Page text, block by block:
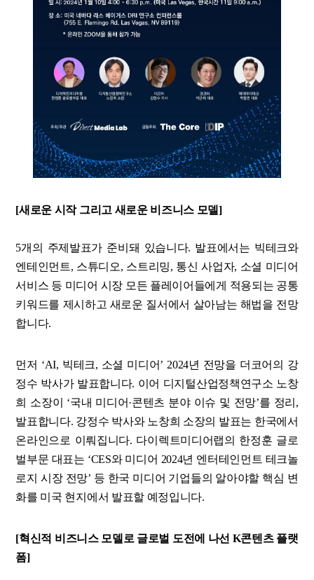
[새로운 시작 그리고 새로운 비즈니스 모델]
5개의 주제발표가 준비돼 있습니다. 발표에서는 빅테크와
엔테인먼트, 스튜디오, 스트리밍, 통신 사업자, 소셜 미디어
서비스 등 미디어 시장 모든 플레이어들에게 적용되는 공통
키워드를 제시하고 새로운 질서에서 살아남는 해법을 전망
합니다.
먼저 ‘AI, 빅테크, 소셜 미디어’ 2024년 전망을 더코어의 강
정수 박사가 발표합니다. 이어 디지털산업정책연구소 노창
희 소장이 ‘국내 미디어·콘텐츠 분야 이슈 및 전망’를 정리,
발표합니다. 강정수 박사와 노창희 소장의 발표는 한국에서
온라인으로 이뤄집니다. 다이렉트미디어랩의 한정훈 글로
벌부문 대표는 ‘CES와 미디어 2024년 엔터테인먼트 테크놀
로지 시장 전망’ 등 한국 미디어 기업들의 알아야할 핵심 변
화를 미국 현지에서 발표할 예정입니다.
[혁신적 비즈니스 모델로 글로벌 도전에 나선 K콘텐츠 플랫
폼]